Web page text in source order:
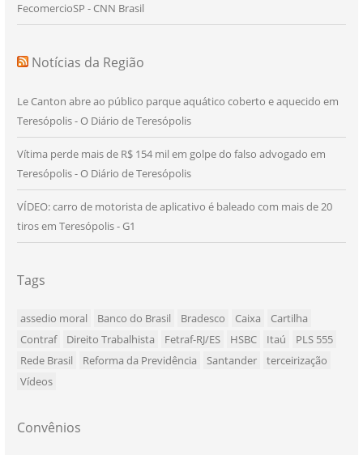
FecomercioSP - CNN Brasil
Notícias da Região
Le Canton abre ao público parque aquático coberto e aquecido em
Teresópolis - O Diário de Teresópolis
Vítima perde mais de R$ 154 mil em golpe do falso advogado em
Teresópolis - O Diário de Teresópolis
VÍDEO: carro de motorista de aplicativo é baleado com mais de 20
tiros em Teresópolis - G1
Tags
assedio moral Banco do Brasil Bradesco Caixa
Cartilha
Contraf
Direito Trabalhista Fetraf-RJ/ES HSBC Itaú
PLS 555
Rede Brasil
Reforma da Previdência Santander
terceirização
Vídeos
Convênios